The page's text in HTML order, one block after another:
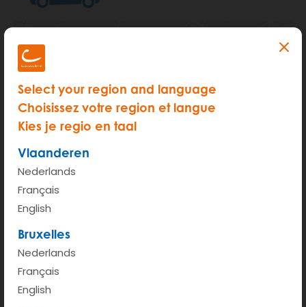
Select your region and language
Choisissez votre region et langue
Kies je regio en taal
Vlaanderen
Nederlands
Français
English
Bruxelles
Nederlands
Français
English